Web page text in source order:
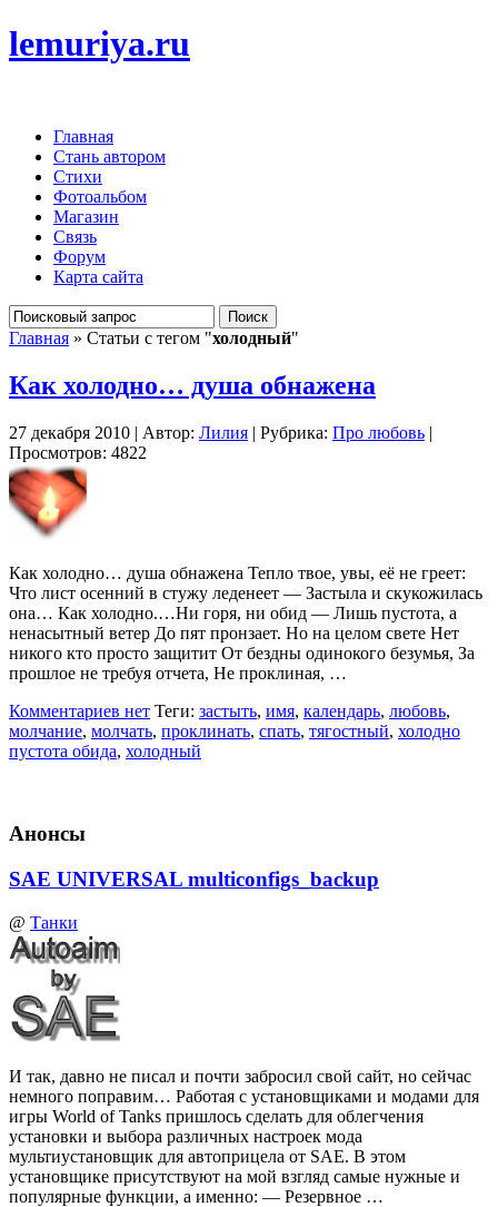
lemuriya.ru
Главная
Стань автором
Стихи
Фотоальбом
Магазин
Связь
Форум
Карта сайта
Главная » Статьи с тегом "холодный"
Как холодно… душа обнажена
27 декабря 2010 | Автор: Лилия | Рубрика: Про любовь |
Просмотров: 4822
Как холодно… душа обнажена Тепло твое, увы, её не греет:
Что лист осенний в стужу леденеет — Застыла и скукожилась
она… Как холодно.…Ни горя, ни обид — Лишь пустота, а
ненасытный ветер До пят пронзает. Но на целом свете Нет
никого кто просто защитит От бездны одинокого безумья, За
прошлое не требуя отчета, Не проклиная, …
Комментариев нет Теги: застыть, имя, календарь, любовь,
молчание, молчать, проклинать, спать, тягостный, холодно
пустота обида, холодный
Анонсы
SAE UNIVERSAL multiconfigs_backup
@ Танки
И так, давно не писал и почти забросил свой сайт, но сейчас
немного поправим… Работая с установщиками и модами для
игры World of Tanks пришлось сделать для облегчения
установки и выбора различных настроек мода
мультиустановщик для автоприцела от SAE. В этом
установщике присутствуют на мой взгляд самые нужные и
популярные функции, а именно: — Резервное …